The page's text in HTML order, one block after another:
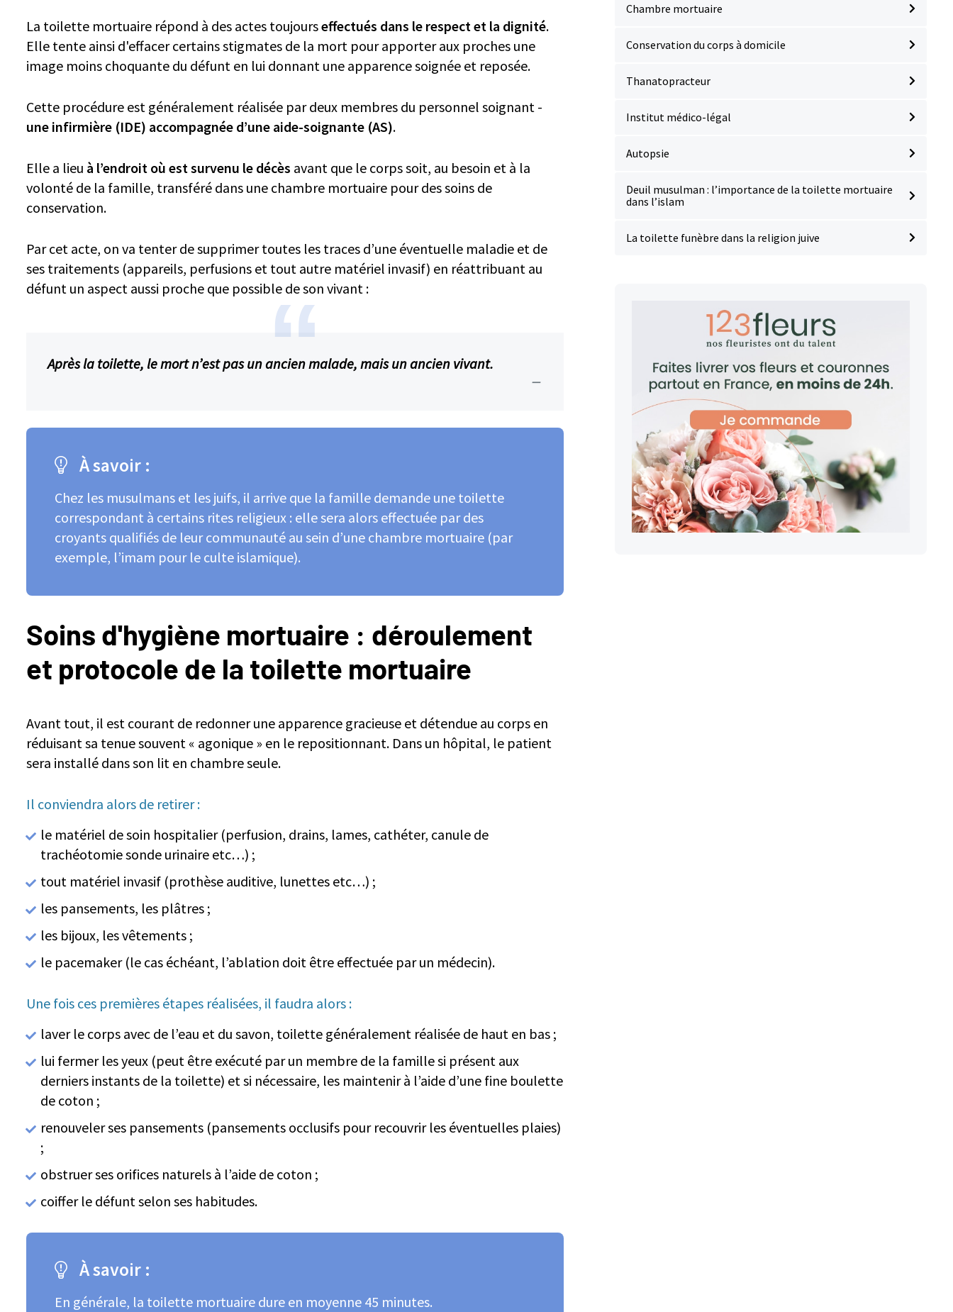
La toilette mortuaire répond à des actes toujourseffectués dans le respect et la dignité.
Elle tente ainsi d'effacer certains stigmates de la mort pour apporter aux proches une
image moins choquante du défunt en lui donnant une apparence soignée et reposée.
Cette procédure est généralement réalisée par deux membres du personnel soignant -
une infirmière (IDE) accompagnée d’une aide-soignante (AS).
Elle a lieu à l’endroit où est survenu le décès avant que le corps soit, au besoin et à la
volonté de la famille, transféré dans une chambre mortuaire pour des soins de
conservation.
Par cet acte, on va tenter de supprimer toutes les traces d’une éventuelle maladie et de
ses traitements (appareils, perfusions et tout autre matériel invasif) en réattribuant au
défunt un aspect aussi proche que possible de son vivant :
Après la toilette, le mort n’est pas un ancien malade, mais un ancien vivant.
À savoir :
Chez les musulmans et les juifs, il arrive que la famille demande une toilette
correspondant à certains rites religieux : elle sera alors effectuée par des
croyants qualifiés de leur communauté au sein d’une chambre mortuaire (par
exemple, l’imam pour le culte islamique).
Soins d'hygiène mortuaire : déroulement
et protocole de la toilette mortuaire
Avant tout, il est courant de redonner une apparence gracieuse et détendue au corps en
réduisant sa tenue souvent « agonique » en le repositionnant. Dans un hôpital, le patient
sera installé dans son lit en chambre seule.
Il conviendra alors de retirer :
le matériel de soin hospitalier (perfusion, drains, lames, cathéter, canule de
trachéotomie sonde urinaire etc…) ;
tout matériel invasif (prothèse auditive, lunettes etc…) ;
les pansements, les plâtres ;
les bijoux, les vêtements ;
le pacemaker (le cas échéant, l’ablation doit être effectuée par un médecin).
Une fois ces premières étapes réalisées, il faudra alors :
laver le corps avec de l’eau et du savon, toilette généralement réalisée de haut en bas ;
lui fermer les yeux (peut être exécuté par un membre de la famille si présent aux
derniers instants de la toilette) et si nécessaire, les maintenir à l’aide d’une fine boulette
de coton ;
renouveler ses pansements (pansements occlusifs pour recouvrir les éventuelles plaies)
;
obstruer ses orifices naturels à l’aide de coton ;
coiffer le défunt selon ses habitudes.
À savoir :
En générale, la toilette mortuaire dure en moyenne 45 minutes.
Chambre mortuaire
Conservation du corps à domicile
Thanatopracteur
Institut médico-légal
Autopsie
Deuil musulman : l’importance de la toilette mortuaire
dans l’islam
La toilette funèbre dans la religion juive